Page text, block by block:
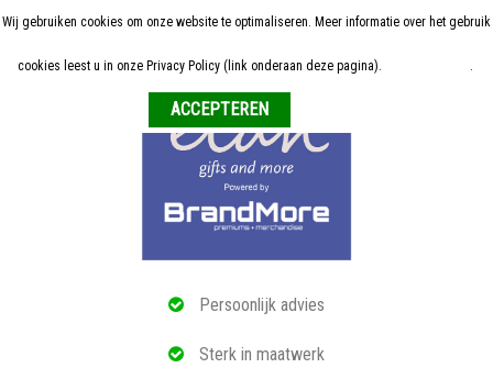
Persoonlijk advies
Sterk in maatwerk
Home
ALLE RELATIEGESCHENKEN
Wij gebruiken cookies om onze website te optimaliseren. Meer informatie over het gebruik
cookies leest u in onze Privacy Policy (link onderaan deze pagina). .